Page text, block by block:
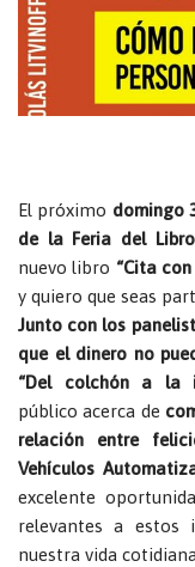
El próximo domingo
de la Feria del
nuevo libro “Cita
y quiero que seas
Junto con los
que el dinero no
“Del colchón a la
público acerca de
relación entre
Vehículos
excelente
relevantes a estos
nuestra vida cotidiana.